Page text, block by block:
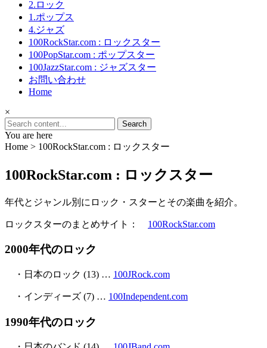
2.ロック
1.ポップス
4.ジャズ
100RockStar.com : ロックスター
100PopStar.com : ポップスター
100JazzStar.com : ジャズスター
お問い合わせ
Home
×
Search
for:
You are here
Home > 100RockStar.com : ロックスター
100RockStar.com : ロックスター
年代とジャンル別にロック・スターとその楽曲を紹介。
ロックスターのまとめサイト： 100RockStar.com
2000年代のロック
・日本のロック (13) … 100JRock.com
・インディーズ (7) … 100Independent.com
1990年代のロック